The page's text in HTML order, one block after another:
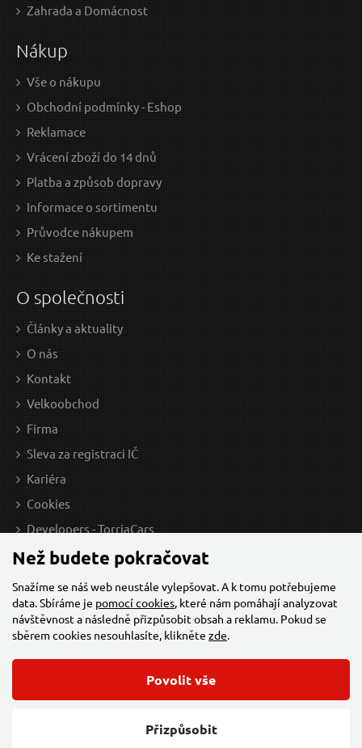
Zahrada a Domácnost
Nákup
Vše o nákupu
Obchodní podmínky - Eshop
Reklamace
Vrácení zboží do 14 dnů
Platba a způsob dopravy
Informace o sortimentu
Průvodce nákupem
Ke stažení
O společnosti
Články a aktuality
O nás
Kontakt
Velkoobchod
Firma
Sleva za registraci IČ
Kariéra
Cookies
Developers - TorriaCars
Změnit nastavení cookies
Než budete pokračovat
Snažíme se náš web neustále vylepšovat. A k tomu potřebujeme
data. Sbíráme je pomocí cookies, které nám pomáhají analyzovat
návštěvnost a následně přizpůsobit obsah a reklamu. Pokud se
sběrem cookies nesouhlasíte, klikněte zde.
Přizpůsobit
Povolit vše